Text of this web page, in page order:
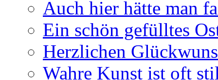
Auch hier hätte man
Ein schön gefülltes
Herzlichen
Wahre Kunst ist oft